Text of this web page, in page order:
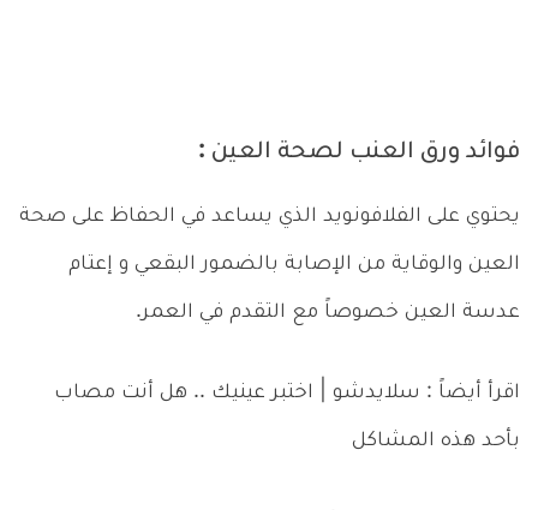
فوائد ورق العنب لصحة العين :
يحتوي على الفلافونويد الذي يساعد في الحفاظ على صحة
العين والوقاية من الإصابة بالضمور البقعي و إعتام
عدسة العين خصوصاً مع التقدم في العمر.
اقرأ أيضاً : سلايدشو | اختبر عينيك .. هل أنت مصاب
بأحد هذه المشاكل